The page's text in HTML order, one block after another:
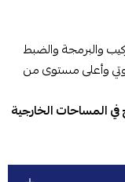
والبرمجة والضبط
وأعلى مستوى من
المساحات الخارجية